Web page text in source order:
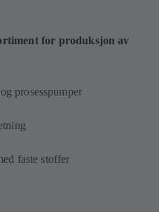
for produksjon av
prosesspumper
faste stoffer